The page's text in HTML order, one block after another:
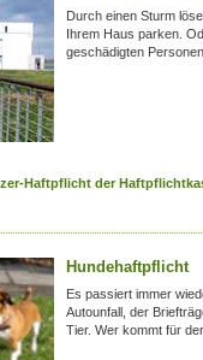
Durch einen Sturm
Ihrem Haus parken.
geschädigten
Haftpflicht der
Hundehaftpflicht
Es passiert immer
Autounfall, der
Tier. Wer kommt für